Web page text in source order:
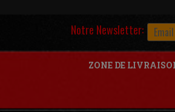
Notre Newsletter:
ZONE DE